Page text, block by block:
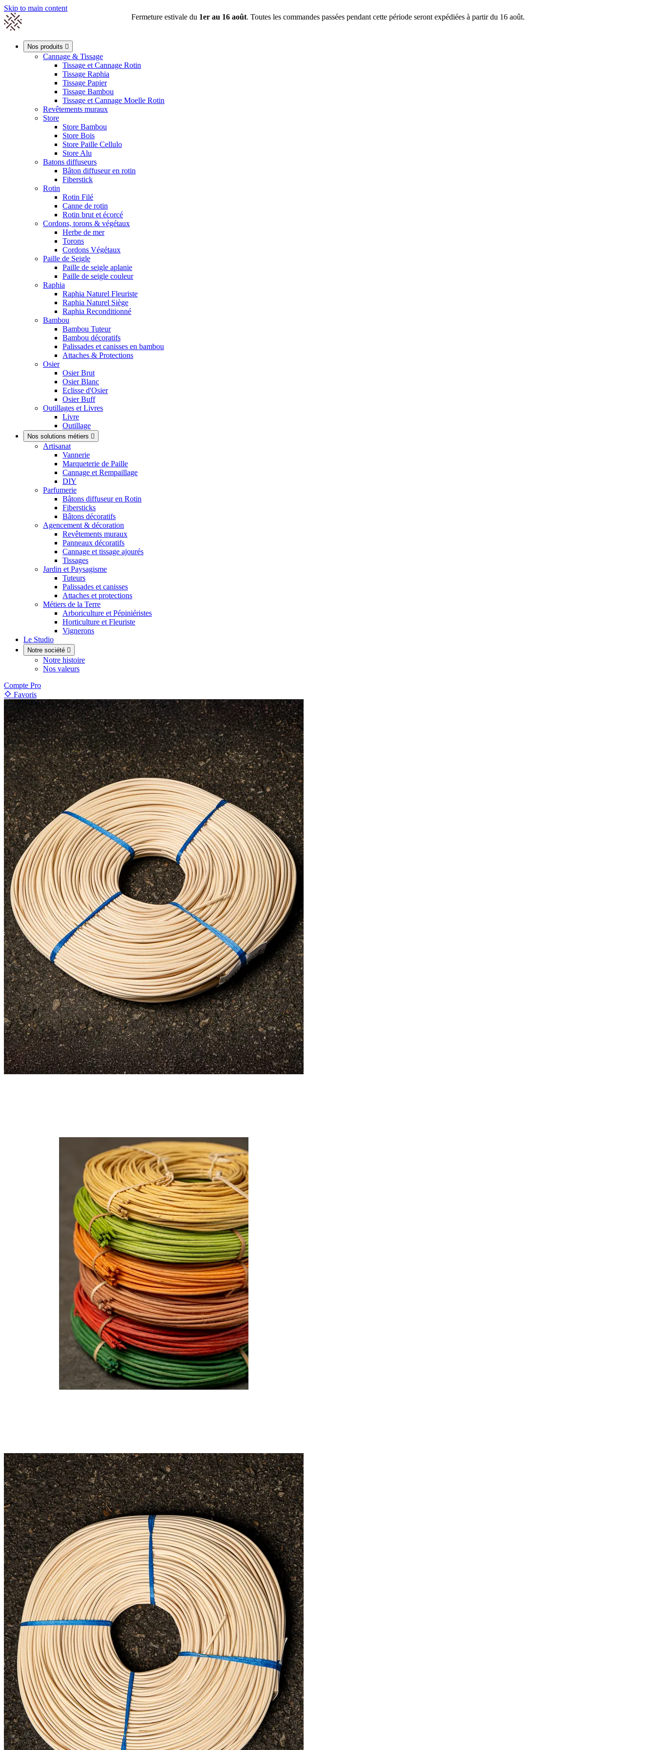
Skip to main content
Fermeture estivale du 1er au 16 août. Toutes les commandes passées pendant cette période seront expédiées à partir du 16 août.

Nos produits 
Cannage & Tissage
Tissage et Cannage Rotin
Tissage Raphia
Tissage Papier
Tissage Bambou
Tissage et Cannage Moelle Rotin
Revêtements muraux
Store
Store Bambou
Store Bois
Store Paille Cellulo
Store Alu
Batons diffuseurs
Bâton diffuseur en rotin
Fiberstick
Rotin
Rotin Filé
Canne de rotin
Rotin brut et écorcé
Cordons, torons & végétaux
Herbe de mer
Torons
Cordons Végétaux
Paille de Seigle
Paille de seigle aplanie
Paille de seigle couleur
Raphia
Raphia Naturel Fleuriste
Raphia Naturel Siège
Raphia Reconditionné
Bambou
Bambou Tuteur
Bambou décoratifs
Palissades et canisses en bambou
Attaches & Protections
Osier
Osier Brut
Osier Blanc
Eclisse d'Osier
Osier Buff
Outillages et Livres
Livre
Outillage
Nos solutions métiers 
Artisanat
Vannerie
Marqueterie de Paille
Cannage et Rempaillage
DIY
Parfumerie
Bâtons diffuseur en Rotin
Fibersticks
Bâtons décoratifs
Agencement & décoration
Revêtements muraux
Panneaux décoratifs
Cannage et tissage ajourés
Tissages
Jardin et Paysagisme
Tuteurs
Palissades et canisses
Attaches et protections
Métiers de la Terre
Arboriculture et Pépiniéristes
Horticulture et Fleuriste
Vignerons
Le Studio
Notre société 
Notre histoire
Nos valeurs
Compte Pro
Favoris